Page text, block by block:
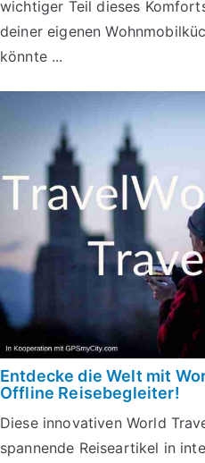
wichtiger Teil dieses
deiner eigenen
könnte ...
Entdecke die Welt mit
Offline Reisebegleiter!
Diese innovativen World
spannende Reiseartikel in